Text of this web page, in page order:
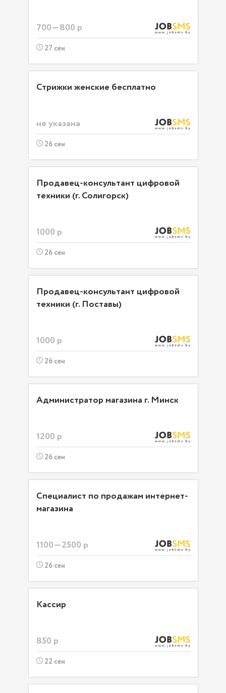
700—800 р
27 сен
Стрижки женские бесплатно
не указана
26 сен
Продавец-консультант цифровой
техники (г. Солигорск)
1000 р
26 сен
Продавец-консультант цифровой
техники (г. Поставы)
1000 р
26 сен
Администратор магазина г. Минск
1200 р
26 сен
Специалист по продажам интернет-
магазина
1100—2500 р
26 сен
Кассир
850 р
22 сен